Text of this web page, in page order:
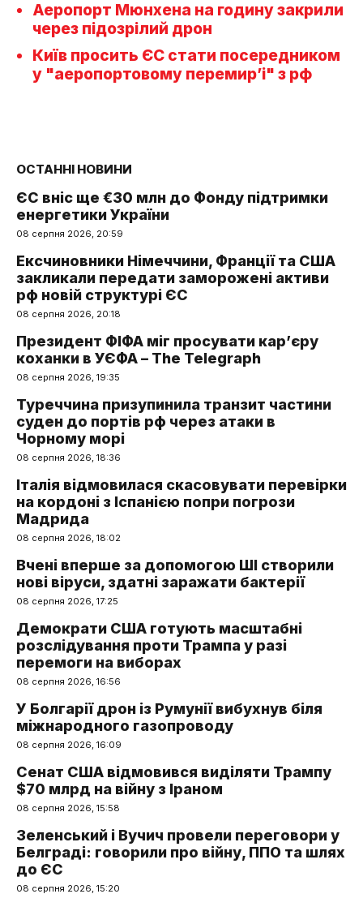
Аеропорт Мюнхена на годину закрили
через підозрілий дрон
Київ просить ЄС стати посередником
у "аеропортовому перемир’і" з рф
ОСТАННІ НОВИНИ
ЄС вніс ще €30 млн до Фонду підтримки
енергетики України
08 серпня 2026, 20:59
Ексчиновники Німеччини, Франції та США
закликали передати заморожені активи
рф новій структурі ЄС
08 серпня 2026, 20:18
Президент ФІФА міг просувати кар’єру
коханки в УЄФА – The Telegraph
08 серпня 2026, 19:35
Туреччина призупинила транзит частини
суден до портів рф через атаки в
Чорному морі
08 серпня 2026, 18:36
Італія відмовилася скасовувати перевірки
на кордоні з Іспанією попри погрози
Мадрида
08 серпня 2026, 18:02
Вчені вперше за допомогою ШІ створили
нові віруси, здатні заражати бактерії
08 серпня 2026, 17:25
Демократи США готують масштабні
розслідування проти Трампа у разі
перемоги на виборах
08 серпня 2026, 16:56
У Болгарії дрон із Румунії вибухнув біля
міжнародного газопроводу
08 серпня 2026, 16:09
Сенат США відмовився виділяти Трампу
$70 млрд на війну з Іраном
08 серпня 2026, 15:58
Зеленський і Вучич провели переговори у
Белграді: говорили про війну, ППО та шлях
до ЄС
08 серпня 2026, 15:20